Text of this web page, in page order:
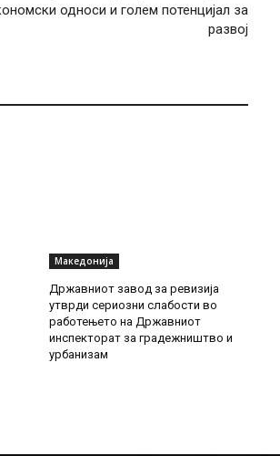
односи и голем потенцијал за
развој
Македонија
Државниот завод за ревизија
утврди сериозни слабости во
работењето на Државниот
инспекторат за градежништво и
урбанизам